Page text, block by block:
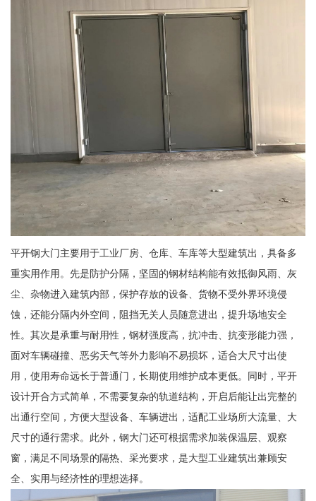
平开钢大门主要用于工业厂房、仓库、车库等大型建筑出，具备多
重实用作用。先是防护分隔，坚固的钢材结构能有效抵御风雨、灰
尘、杂物进入建筑内部，保护存放的设备、货物不受外界环境侵
蚀，还能分隔内外空间，阻挡无关人员随意进出，提升场地安全
性。其次是承重与耐用性，钢材强度高，抗冲击、抗变形能力强，
面对车辆碰撞、恶劣天气等外力影响不易损坏，适合大尺寸出使
用，使用寿命远长于普通门，长期使用维护成本更低。同时，平开
设计开合方式简单，不需要复杂的轨道结构，开启后能让出完整的
出通行空间，方便大型设备、车辆进出，适配工业场所大流量、大
尺寸的通行需求。此外，钢大门还可根据需求加装保温层、观察
窗，满足不同场景的隔热、采光要求，是大型工业建筑出兼顾安
全、实用与经济性的理想选择。